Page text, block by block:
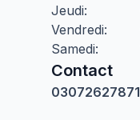
Jeudi:
Vendredi:
Samedi:
Contact
03072627871